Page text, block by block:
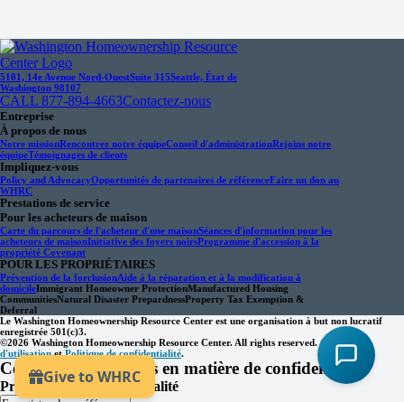
5101, 14e Avenue Nord-OuestSuite 315Seattle, État de
Washington 98107
CALL 877-894-4663Contactez-nous
Entreprise
À propos de nous
Notre missionRencontrez notre équipeConseil d'administrationRejoins notre
équipeTémoignages de clients
Impliquez-vous
Policy and AdvocacyOpportunités de partenaires de référenceFaire un don au
WHRC
Prestations de service
Pour les acheteurs de maison
Carte du parcours de l'acheteur d'une maisonSéances d'information pour les
acheteurs de maisonInitiative des foyers noirsProgramme d'accession à la
propriété Covenant
POUR LES PROPRIÉTAIRES
Prévention de la forclusionAide à la réparation et à la modification à
domicileImmigrant Homeowner ProtectionManufactured Housing
CommunitiesNatural Disaster PrepardnessProperty Tax Exemption &
Deferral
Le Washington Homeownership Resource Center est une organisation à but non lucratif
enregistrée 501(c)3.
©2026 Washington Homeownership Resource Center. All rights reserved.Conditions
d'utilisationetPolitique de confidentialité.
Centre de préférences en matière de confidentialité
Préférences de confidentialité